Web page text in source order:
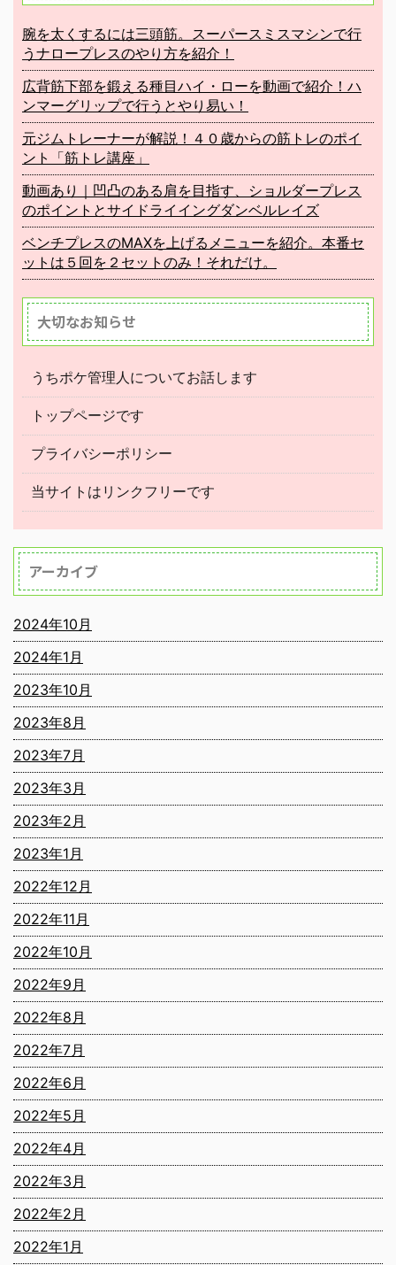
腕を太くするには三頭筋。スーパースミスマシンで行
うナロープレスのやり方を紹介！
広背筋下部を鍛える種目ハイ・ローを動画で紹介！ハ
ンマーグリップで行うとやり易い！
元ジムトレーナーが解説！４０歳からの筋トレのポイ
ント「筋トレ講座」
動画あり｜凹凸のある肩を目指す、ショルダープレス
のポイントとサイドライイングダンベルレイズ
ベンチプレスのMAXを上げるメニューを紹介。本番セ
ットは５回を２セットのみ！それだけ。
大切なお知らせ
うちポケ管理人についてお話します
トップページです
プライバシーポリシー
当サイトはリンクフリーです
アーカイブ
2024年10月
2024年1月
2023年10月
2023年8月
2023年7月
2023年3月
2023年2月
2023年1月
2022年12月
2022年11月
2022年10月
2022年9月
2022年8月
2022年7月
2022年6月
2022年5月
2022年4月
2022年3月
2022年2月
2022年1月